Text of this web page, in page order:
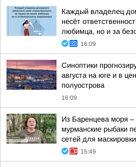
Каждый владелец
несёт
любимца, но и за
16:09
Синоптики
августа на юге и в
полуострова
16:09
Из Баренцева моря
мурманские рыбаки
сетей для маскировки
15:49